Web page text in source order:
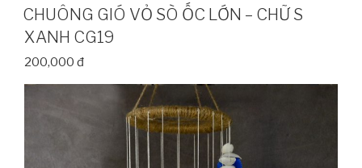
CHUÔNG GIÓ VỎ SÒ ỐC LỚN – CHỮ S
XANH CG19
200,000 đ